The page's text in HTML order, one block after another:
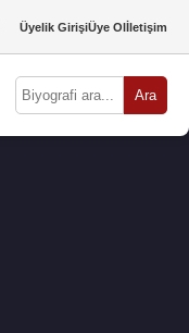
Üyelik GirişiÜye Olİletişim
Ara